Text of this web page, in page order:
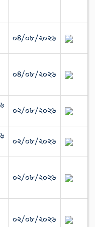
০৪/০৮/২০২৬
০৪/০৮/২০২৬
০২/০৮/২০২৬
০২/০৮/২০২৬
০২/০৮/২০২৬
০২/০৮/২০২৬